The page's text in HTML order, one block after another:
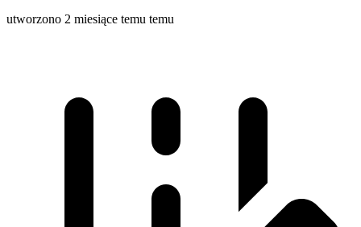
utworzono 2 miesiące temu temu